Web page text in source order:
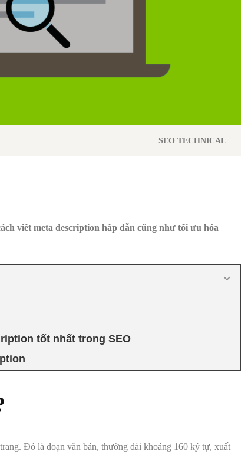
SEO TECHNICAL
viết meta description hấp dẫn cũng như tối ưu hóa
tốt nhất trong SEO
Đó là đoạn văn bản, thường dài khoảng 160 ký tự, xuất